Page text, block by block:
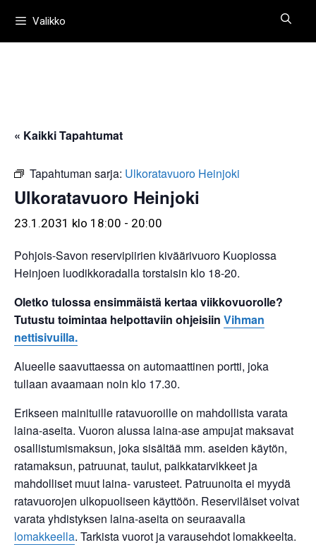
sisältöönValikko
« Kaikki Tapahtumat
Tapahtuman sarja: Ulkoratavuoro Heinjoki
Ulkoratavuoro Heinjoki
23.1.2031 klo 18:00 - 20:00
Pohjois-Savon reservipiirien kiväärivuoro Kuopiossa
Heinjoen luodikkoradalla torstaisin klo 18-20.
Oletko tulossa ensimmäistä kertaa viikkovuorolle?
Tutustu toimintaa helpottaviin ohjeisiin Vihman
nettisivuilla.
Alueelle saavuttaessa on automaattinen portti, joka
tullaan avaamaan noin klo 17.30.
Erikseen mainituille ratavuoroille on mahdollista varata
laina-aseita. Vuoron alussa laina-ase ampujat maksavat
osallistumismaksun, joka sisältää mm. aseiden käytön,
ratamaksun, patruunat, taulut, paikkatarvikkeet ja
mahdolliset muut laina- varusteet. Patruunoita ei myydä
ratavuorojen ulkopuoliseen käyttöön. Reserviläiset voivat
varata yhdistyksen laina-aseita on seuraavalla
lomakkeella. Tarkista vuorot ja varausehdot lomakkeelta.